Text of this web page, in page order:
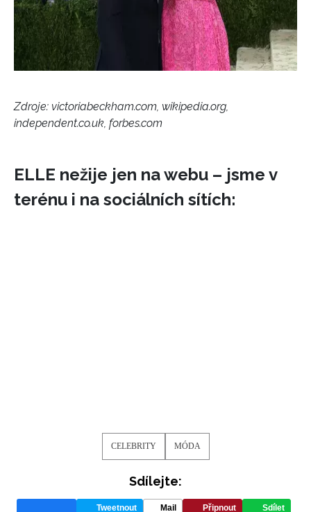
Zdroje: victoriabeckham.com, wikipedia.org,
independent.co.uk, forbes.com
ELLE nežije jen na webu – jsme v
terénu i na sociálních sítích:
CELEBRITY MÓDA
Sdílejte:
Tweetnout Mail Připnout Sdílet